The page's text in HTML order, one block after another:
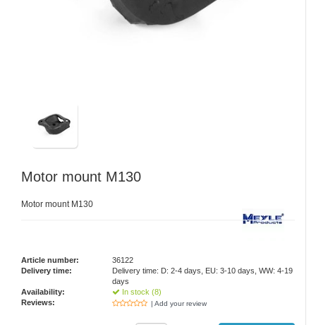
Motor mount M130
Motor mount M130
Article number:
36122
Delivery time:
Delivery time: D: 2-4 days, EU: 3-10 days, WW: 4-19
days
Availability:
In stock (8)
Reviews:
| Add your review